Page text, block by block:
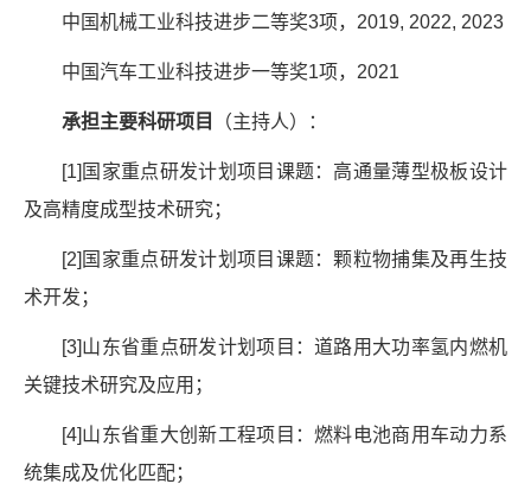
中国机械工业科技进步二等奖3项， 2019, 2022, 2023
中国汽车工业科技进步一等奖1项， 2021
承担主要科研项目 （主持人）：
[1] 国家重点研发计划项目课题：高通量薄型极板设计
及高精度成型技术研究；
[2] 国家重点研发计划项目课题：颗粒物捕集及再生技
术开发；
[3]山东省重点研发计划项目：道路用大功率氢内燃机
关键技术研究及应用；
[4]山东省重大创新工程项目：燃料电池商用车动力系
统集成及优化匹配；